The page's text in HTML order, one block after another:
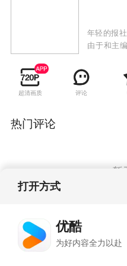
年轻的报
由于和主
美丽的“追
各界“精英
卉，她为
超清画质 评论
热门评论
暂
打开方式
优酷
为好内容全力以赴